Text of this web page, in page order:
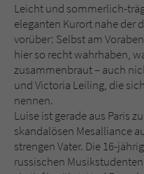
Leicht und sommerlich-
eleganten Kurort nahe der
vorüber: Selbst am
hier so recht wahrhaben,
zusammenbraut – auch
und Victoria Leiling, die
nennen.
Luise ist gerade aus Paris
skandalösen Mesalliance
strengen Vater. Die 16-
russischen
Zweck Cookie für
Name
Anbieter Literatur-
Laufzeit Session
Dieses